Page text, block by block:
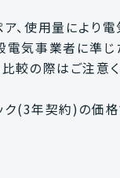
使用量により
気事業者に準
較の際はご注意く
(3年契約)の価